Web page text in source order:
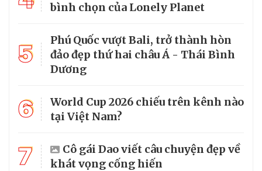
bình chọn của Lonely Planet
5
Phú Quốc vượt Bali, trở thành hòn
đảo đẹp thứ hai châu Á - Thái Bình
Dương
6
World Cup 2026 chiếu trên kênh nào
tại Việt Nam?
7
Cô gái Dao viết câu chuyện đẹp về
khát vọng cống hiến